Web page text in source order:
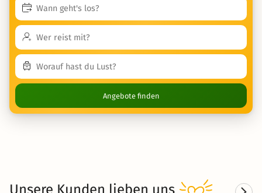
Angebote finden
Unsere Kunden lieben uns